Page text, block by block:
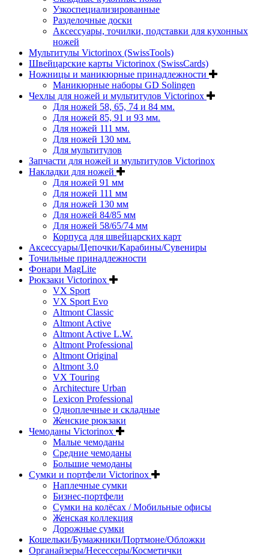
Узкоспециализированные
Разделочные доски
Аксессуары, точилки, подставки для кухонных
ножей
Мультитулы Victorinox (SwissTools)
Швейцарские карты Victorinox (SwissCards)
Ножницы и маникюрные принадлежности
Маникюрные наборы GD Solingen
Чехлы для ножей и мультитулов Victorinox
Для ножей 58, 65, 74 и 84 мм.
Для ножей 85, 91 и 93 мм.
Для ножей 111 мм.
Для ножей 130 мм.
Для мультитулов
Запчасти для ножей и мультитулов Victorinox
Накладки для ножей
Для ножей 91 мм
Для ножей 111 мм
Для ножей 130 мм
Для ножей 84/85 мм
Для ножей 58/65/74 мм
Корпуса для швейцарских карт
Аксессуары/Цепочки/Карабины/Сувениры
Точильные принадлежности
Фонари MagLite
Рюкзаки Victorinox
VX Sport
VX Sport Evo
Altmont Classic
Altmont Active
Altmont Active L.W.
Altmont Professional
Altmont Original
Altmont 3.0
VX Touring
Architecture Urban
Lexicon Professional
Одноплечные и складные
Женские рюкзаки
Чемоданы Victorinox
Малые чемоданы
Средние чемоданы
Большие чемоданы
Сумки и портфели Victorinox
Наплечные сумки
Бизнес-портфели
Сумки на колёсах / Мобильные офисы
Женская коллекция
Дорожные сумки
Кошельки/Бумажники/Портмоне/Обложки
Органайзеры/Несессеры/Косметички